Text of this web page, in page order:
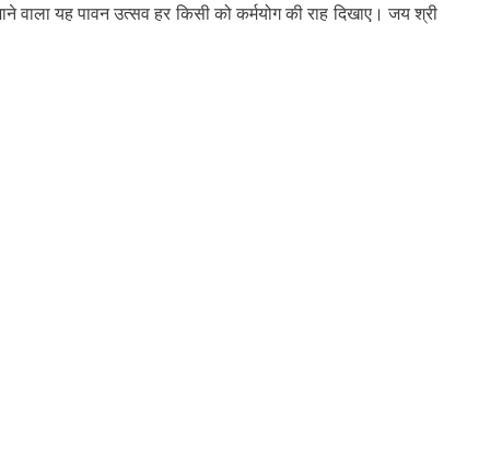
यह पावन उत्सव हर किसी को कर्मयोग की राह दिखाए। जय श्री